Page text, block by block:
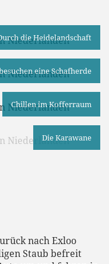
die Heidelandschaft
eine Schafherde
Chillen im Kofferraum
Die Karawane
nach Exloo
Staub befreit